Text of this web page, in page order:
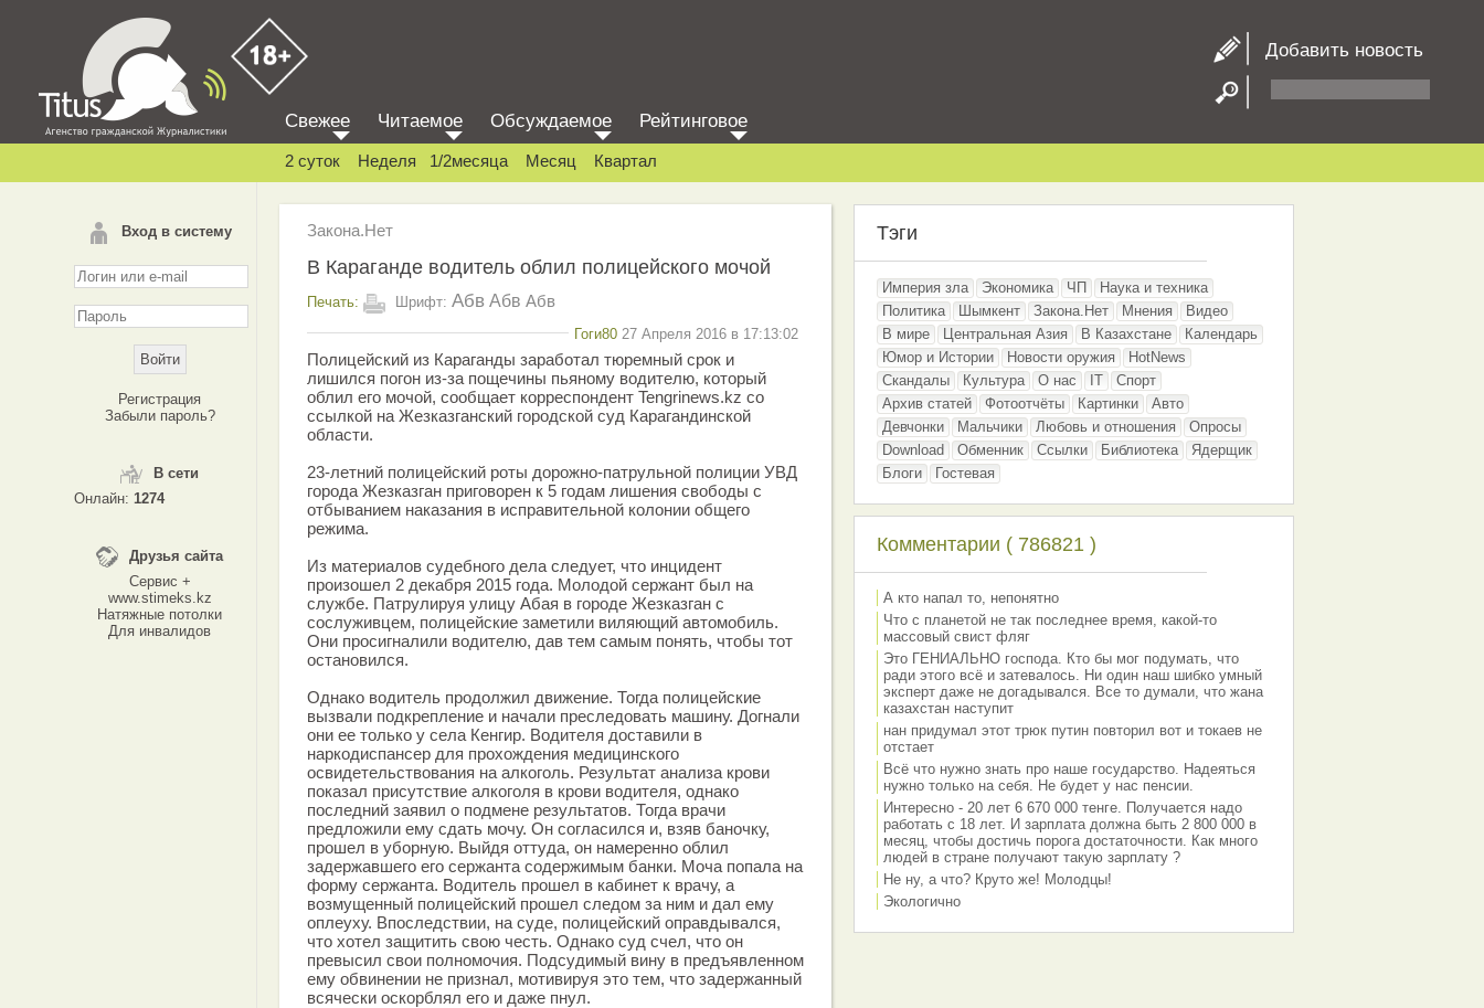
Добавить новость
Вход в систему
Регистрация
Забыли пароль?
В сети
Онлайн: 1274
Друзья сайта
Сервис +
www.stimeks.kz
Натяжные потолки
Для инвалидов
Свежее Читаемое Обсуждаемое Рейтинговое
2 суток Неделя 1/2месяца Месяц Квартал
Закона.Нет
В Караганде водитель облил полицейского мочой
Печать: Шрифт: Абв Абв Абв
Гоги80 27 Апреля 2016 в 17:13:02
Полицейский из Караганды заработал тюремный срок и
лишился погон из-за пощечины пьяному водителю, который
облил его мочой, сообщает корреспондент Tengrinews.kz со
ссылкой на Жезказганский городской суд Карагандинской
области.
23-летний полицейский роты дорожно-патрульной полиции УВД
города Жезказган приговорен к 5 годам лишения свободы с
отбыванием наказания в исправительной колонии общего
режима.
Из материалов судебного дела следует, что инцидент
произошел 2 декабря 2015 года. Молодой сержант был на
службе. Патрулируя улицу Абая в городе Жезказган с
сослуживцем, полицейские заметили виляющий автомобиль.
Они просигналили водителю, дав тем самым понять, чтобы тот
остановился.
Однако водитель продолжил движение. Тогда полицейские
вызвали подкрепление и начали преследовать машину. Догнали
они ее только у села Кенгир. Водителя доставили в
наркодиспансер для прохождения медицинского
освидетельствования на алкоголь. Результат анализа крови
показал присутствие алкоголя в крови водителя, однако
последний заявил о подмене результатов. Тогда врачи
предложили ему сдать мочу. Он согласился и, взяв баночку,
прошел в уборную. Выйдя оттуда, он намеренно облил
задержавшего его сержанта содержимым банки. Моча попала на
форму сержанта. Водитель прошел в кабинет к врачу, а
возмущенный полицейский прошел следом за ним и дал ему
оплеуху. Впоследствии, на суде, полицейский оправдывался,
что хотел защитить свою честь. Однако суд счел, что он
превысил свои полномочия. Подсудимый вину в предъявленном
ему обвинении не признал, мотивируя это тем, что задержанный
всячески оскорблял его и даже пнул.
Тэги
Империя зла Экономика ЧП
Наука и техника
Политика
Шымкент Закона.Нет Мнения
Видео
В мире
Центральная Азия В Казахстане
Календарь
Юмор и Истории
Новости оружия
HotNews
Скандалы
Культура О нас IT
Спорт
Архив статей
Фотоотчёты Картинки
Авто
Девчонки
Мальчики Любовь и отношения
Опросы
Download
Обменник Ссылки Библиотека
Ядерщик
Блоги
Гостевая
Комментарии ( 786821 )
А кто напал то, непонятно
Что с планетой не так последнее время, какой-то
массовый свист фляг
Это ГЕНИАЛЬНО господа. Кто бы мог подумать, что
ради этого всё и затевалось. Ни один наш шибко умный
эксперт даже не догадывался. Все то думали, что жана
казахстан наступит
нан придумал этот трюк путин повторил вот и токаев не
отстает
Всё что нужно знать про наше государство. Надеяться
нужно только на себя. Не будет у нас пенсии.
Интересно - 20 лет 6 670 000 тенге. Получается надо
работать с 18 лет. И зарплата должна быть 2 800 000 в
месяц, чтобы достичь порога достаточности. Как много
людей в стране получают такую зарплату ?
Не ну, а что? Круто же! Молодцы!
Экологично